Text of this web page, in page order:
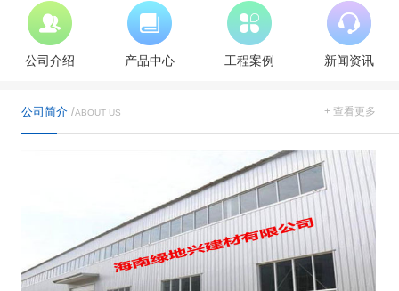
公司介绍 产品中心 工程案例 新闻资讯
公司简介 /ABOUT US + 查看更多